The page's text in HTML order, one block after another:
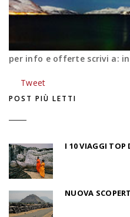
per info e offerte scrivi a:
Tweet
POST PIÙ LETTI
I 10 VIAGGI TOP
NUOVA